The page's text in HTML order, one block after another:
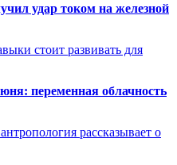
удар током на железной
стоит развивать для
переменная облачность
рассказывает о